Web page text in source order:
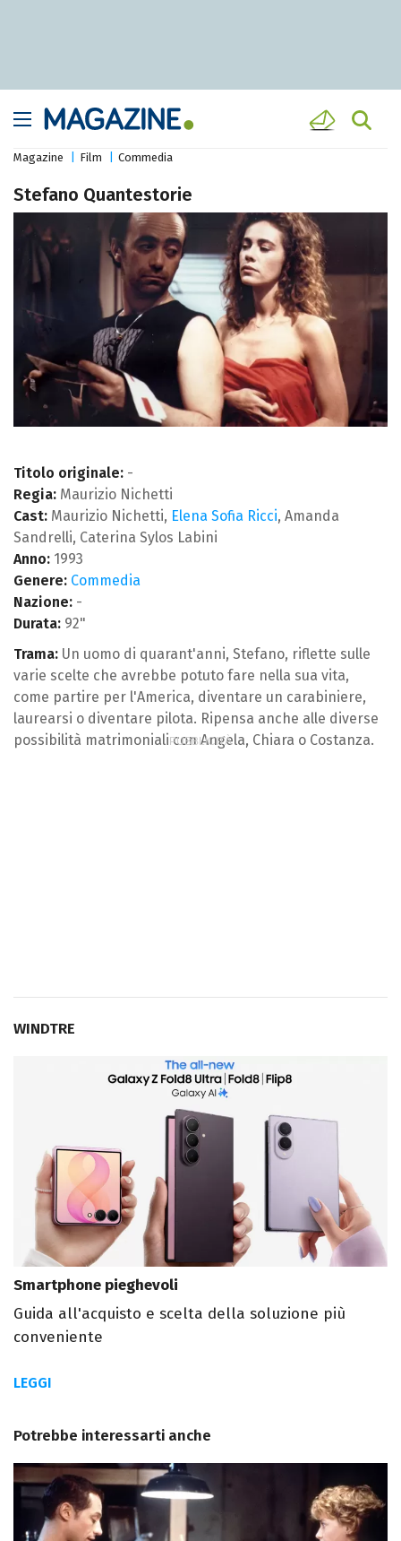
Magazine Film Commedia
Stefano Quantestorie
Titolo originale: -
Regia: Maurizio Nichetti
Cast: Maurizio Nichetti, Elena Sofia Ricci, Amanda
Sandrelli, Caterina Sylos Labini
Anno: 1993
Genere: Commedia
Nazione: -
Durata: 92"
Trama: Un uomo di quarant'anni, Stefano, riflette sulle
varie scelte che avrebbe potuto fare nella sua vita,
come partire per l'America, diventare un carabiniere,
laurearsi o diventare pilota. Ripensa anche alle diverse
possibilità matrimoniali con Angela, Chiara o Costanza.
WINDTRE
Smartphone pieghevoli
Guida all'acquisto e scelta della soluzione più
conveniente
LEGGI
Potrebbe interessarti anche